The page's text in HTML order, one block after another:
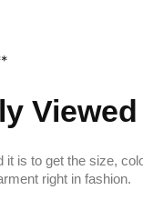
it is to get the size,
right in fashion.